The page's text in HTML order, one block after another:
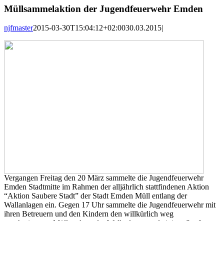
Müllsammelaktion der Jugendfeuerwehr Emden
njfmaster2015-03-30T15:04:12+02:0030.03.2015|
Vergangen Freitag den 20 März sammelte die Jugendfeuerwehr
Emden Stadtmitte im Rahmen der alljährlich stattfindenen Aktion
“Aktion Saubere Stadt” der Stadt Emden Müll entlang der
Wallanlagen ein. Gegen 17 Uhr sammelte die Jugendfeuerwehr mit
ihren Betreuern und den Kindern den willkürlich weg
geschmissenen Müll entlang der Wallanlagen und einiger Straßen